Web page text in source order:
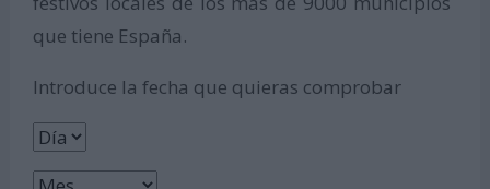
que tiene España.
Introduce la fecha que quieras comprobar